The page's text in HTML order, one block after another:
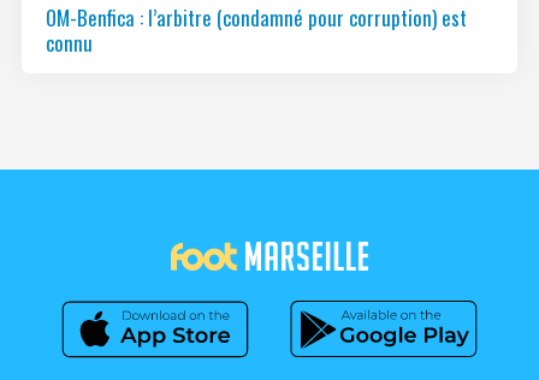
OM-Benfica : l’arbitre (condamné pour corruption) est
connu